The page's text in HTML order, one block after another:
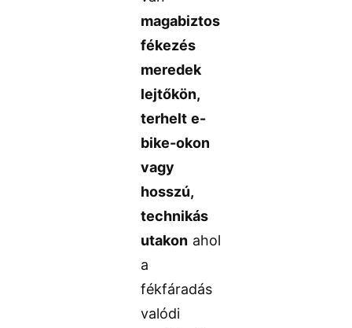
magabiztos
fékezés
meredek
lejtőkön,
terhelt e-
bike-okon
vagy
hosszú,
technikás
utakon ahol
a
fékfáradás
valódi